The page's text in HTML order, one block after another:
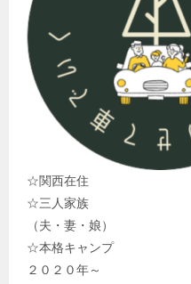
☆関西在住
☆三人家族
（夫・妻・娘）
☆本格キャンプ
２０２０年～